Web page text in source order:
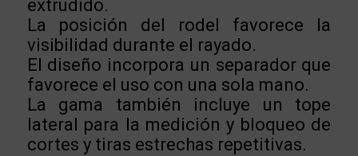
extrudido.
La posición del rodel favorece la
visibilidad durante el rayado.
El diseño incorpora un separador que
favorece el uso con una sola mano.
La gama también incluye un tope
lateral para la medición y bloqueo de
cortes y tiras estrechas repetitivas.